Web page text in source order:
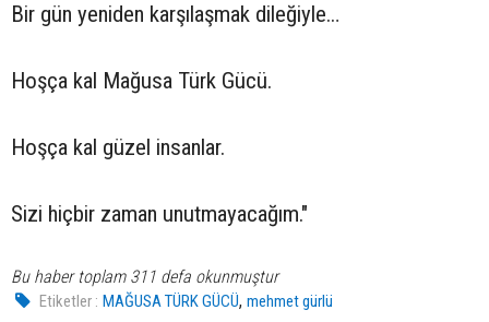
Bir gün yeniden karşılaşmak dileğiyle…
Hoşça kal Mağusa Türk Gücü.
Hoşça kal güzel insanlar.
Sizi hiçbir zaman unutmayacağım."
Bu haber toplam 311 defa okunmuştur
Etiketler : MAĞUSA TÜRK GÜCÜ,mehmet gürlü